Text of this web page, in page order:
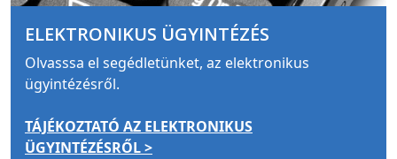
ELEKTRONIKUS ÜGYINTÉZÉS
Olvasssa el segédletünket, az elektronikus
ügyintézésről.
TÁJÉKOZTATÓ AZ ELEKTRONIKUS
ÜGYINTÉZÉSRŐL >